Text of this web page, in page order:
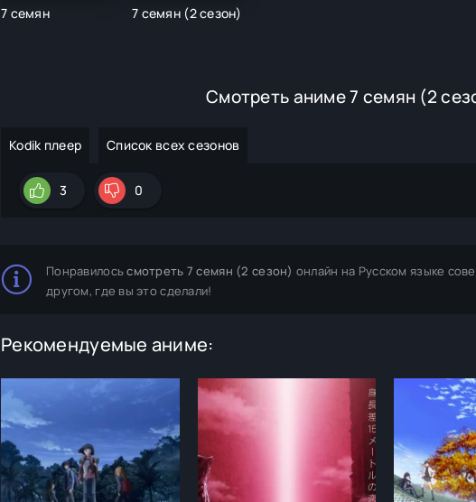
7 семян 7 семян (2 сезон)
Смотреть аниме 7 семян (2
Kodik плеер Список всех сезонов
3 0
Понравилосьсмотреть 7 семян (2 сезон) онлайн на Русском языке
другом, где вы это сделали!
Рекомендуемые аниме: